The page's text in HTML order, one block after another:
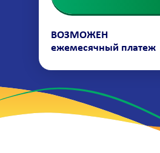
ВОЗМОЖЕН
ежемесячный платеж